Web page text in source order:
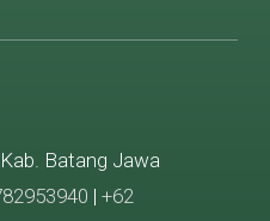
Batang Jawa
| +62